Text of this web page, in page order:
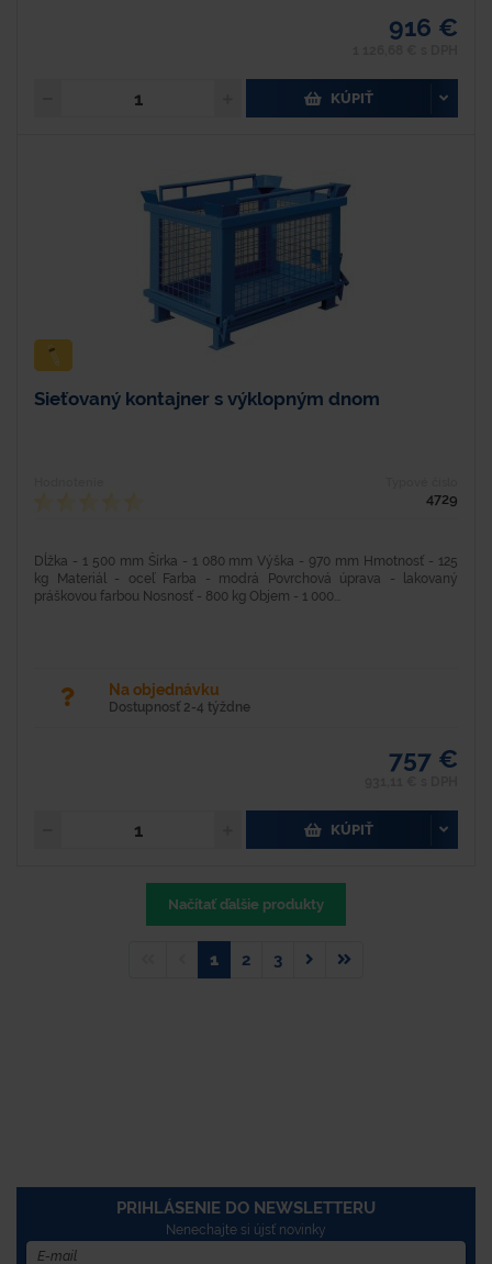
916 €
KÚPIŤ
Sieťovaný kontajner s výklopným dnom
4729
Dĺžka - 1 500 mm Šírka - 1 080 mm Výška - 970 mm Hmotnosť - 125
kg Materiál - oceľ Farba - modrá Povrchová úprava - lakovaný
práškovou farbou Nosnosť - 800 kg Objem - 1 000...
Na objednávku
Dostupnosť 2-4 týždne
757 €
KÚPIŤ
Načítať ďalšie produkty
1 2 3
PRIHLÁSENIE DO NEWSLETTERU
Nenechajte si újsť novinky